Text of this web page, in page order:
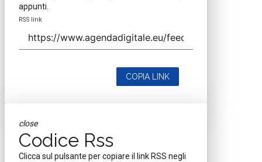
appunti.
RSS link
COPIA LINK
close
Codice Rss
Clicca sul pulsante per copiare il link RSS negli